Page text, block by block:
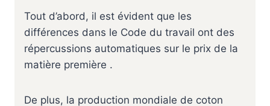
Tout d’abord, il est évident que les
différences dans le Code du travail ont des
répercussions automatiques sur le prix de la
matière première .
De plus, la production mondiale de coton